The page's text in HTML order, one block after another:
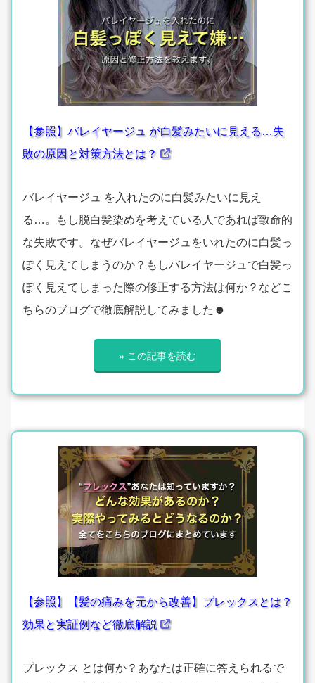
【参照】バレイヤージュ が白髪みたいに見える…失
敗の原因と対策方法とは？
バレイヤージュ を入れたのに白髪みたいに見え
る…。もし脱白髪染めを考えている人であれば致命的
な失敗です。なぜバレイヤージュをいれたのに白髪っ
ぽく見えてしまうのか？もしバレイヤージュで白髪っ
ぽく見えてしまった際の修正する方法は何か？などこ
ちらのブログで徹底解説してみました☻
» この記事を読む
【参照】【髪の痛みを元から改善】プレックスとは？
効果と実証例など徹底解説
プレックス とは何か？あなたは正確に答えられるで